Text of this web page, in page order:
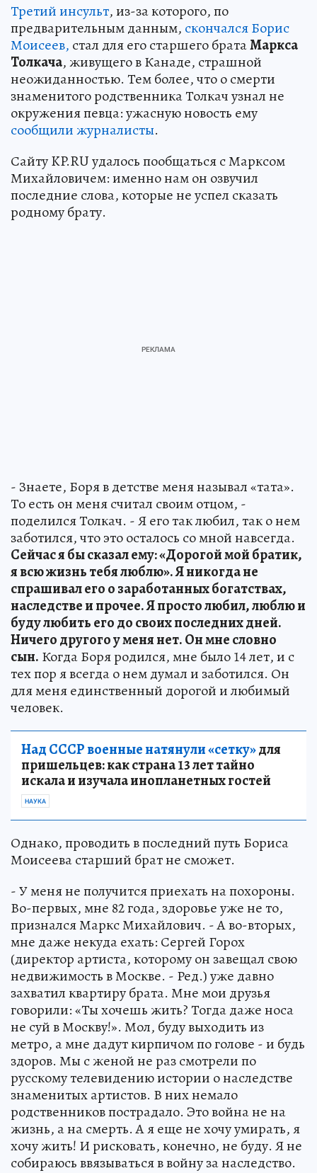
Третий инсульт, из-за которого, по
предварительным данным, скончался Борис
Моисеев, стал для его старшего братаМаркса
Толкача, живущего в Канаде, страшной
неожиданностью. Тем более, что о смерти
знаменитого родственника Толкач узнал не
окружения певца: ужасную новость ему
сообщили журналисты.
Сайту KP.RU удалось пообщаться с Марксом
Михайловичем: именно нам он озвучил
последние слова, которые не успел сказать
родному брату.
- Знаете, Боря в детстве меня называл «тата».
То есть он меня считал своим отцом, -
поделился Толкач. - Я его так любил, так о нем
заботился, что это осталось со мной навсегда.
Сейчас я бы сказал ему: «Дорогой мой братик,
я всю жизнь тебя люблю». Я никогда не
спрашивал его о заработанных богатствах,
наследстве и прочее. Я просто любил, люблю и
буду любить его до своих последних дней.
Ничего другого у меня нет. Он мне словно
сын. Когда Боря родился, мне было 14 лет, и с
тех пор я всегда о нем думал и заботился. Он
для меня единственный дорогой и любимый
человек.
Над СССР военные натянули «сетку»для
пришельцев: как страна 13 лет тайно
искала и изучала инопланетных гостей
НАУКА
Однако, проводить в последний путь Бориса
Моисеева старший брат не сможет.
- У меня не получится приехать на похороны.
Во-первых, мне 82 года, здоровье уже не то,
признался Маркс Михайлович. - А во-вторых,
мне даже некуда ехать: Сергей Горох
(директор артиста, которому он завещал свою
недвижимость в Москве. - Ред.) уже давно
захватил квартиру брата. Мне мои друзья
говорили: «Ты хочешь жить? Тогда даже носа
не суй в Москву!». Мол, буду выходить из
метро, а мне дадут кирпичом по голове - и будь
здоров. Мы с женой не раз смотрели по
русскому телевидению истории о наследстве
знаменитых артистов. В них немало
родственников пострадало. Это война не на
жизнь, а на смерть. А я еще не хочу умирать, я
хочу жить! И рисковать, конечно, не буду. Я не
собираюсь ввязываться в войну за наследство.